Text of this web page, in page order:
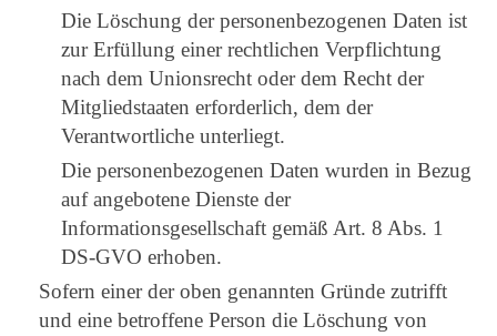
Die Löschung der personenbezogenen Daten ist
zur Erfüllung einer rechtlichen Verpflichtung
nach dem Unionsrecht oder dem Recht der
Mitgliedstaaten erforderlich, dem der
Verantwortliche unterliegt.
Die personenbezogenen Daten wurden in Bezug
auf angebotene Dienste der
Informationsgesellschaft gemäß Art. 8 Abs. 1
DS-GVO erhoben.
Sofern einer der oben genannten Gründe zutrifft
und eine betroffene Person die Löschung von